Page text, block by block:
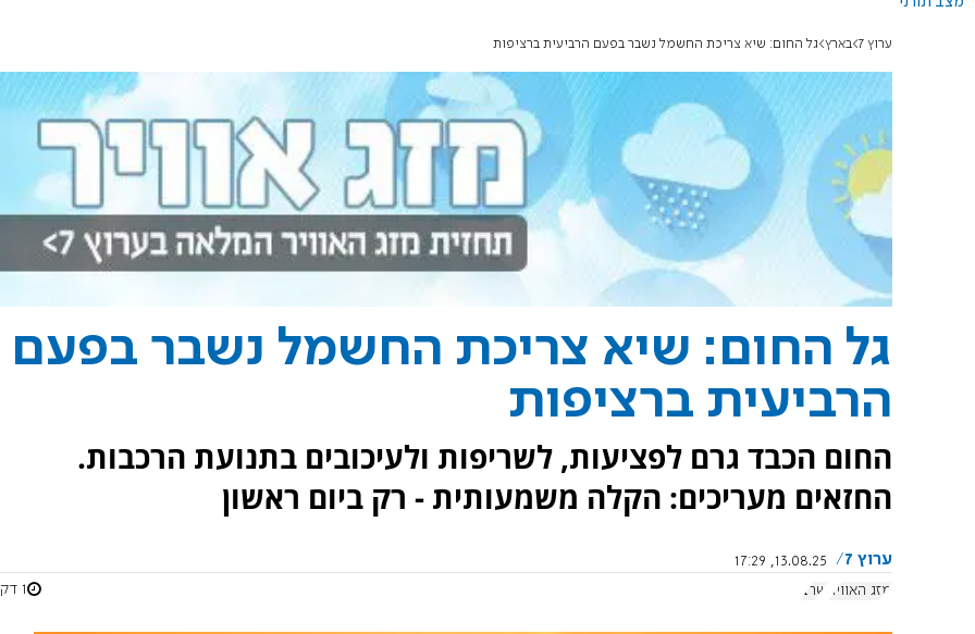
ערוץ 7 בארץ גל החום: שיא צריכת החשמל נשבר בפעם הרביעית ברציפות
גל החום: שיא צריכת החשמל נשבר בפעם
הרביעית ברציפות
החום הכבד גרם לפציעות, לשריפות ולעיכובים בתנועת הרכבות.
החזאים מעריכים: הקלה משמעותית - רק ביום ראשון
ערוץ 7
13.08.25, 17:29
מזג האוויר
שרב 1 דקות